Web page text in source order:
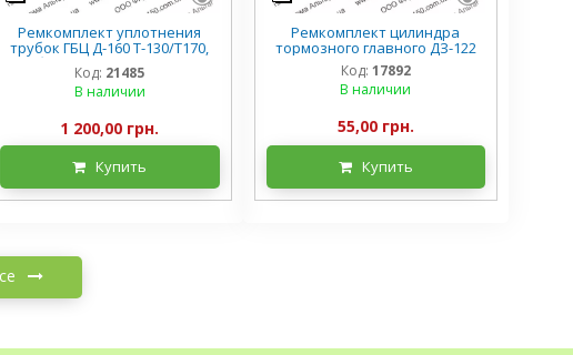
Ремкомплект уплотнения
трубок ГБЦ Д-160 Т-130/Т170,
трубки + втулки резиновые
Код: 21485
В наличии
1 200,00 грн.
Купить
Ремкомплект цилиндра
тормозного главного ДЗ-122
Код: 17892
В наличии
55,00 грн.
Купить